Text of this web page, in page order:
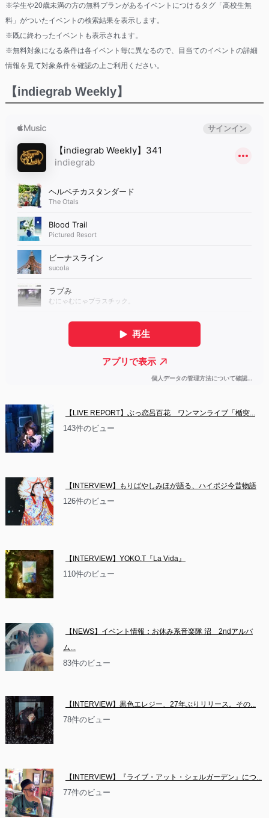
※学生や20歳未満の方の無料プランがあるイベントにつけるタグ「高校生無
料」がついたイベントの検索結果を表示します。
※既に終わったイベントも表示されます。
※無料対象になる条件は各イベント毎に異なるので、目当てのイベントの詳細
情報を見て対象条件を確認の上ご利用ください。
【indiegrab Weekly】
【LIVE REPORT】ぶっ恋呂百花　ワンマンライブ「楯突...
143件のビュー
【INTERVIEW】もりばやしみほが語る、ハイポジ今昔物語
126件のビュー
【INTERVIEW】YOKO.T『La Vida』
110件のビュー
【NEWS】イベント情報：お休み系音楽隊 沼　2ndアルバ
ム...
83件のビュー
【INTERVIEW】黒色エレジー、27年ぶりリリース。その...
78件のビュー
【INTERVIEW】『ライブ・アット・シェルガーデン』につ...
77件のビュー